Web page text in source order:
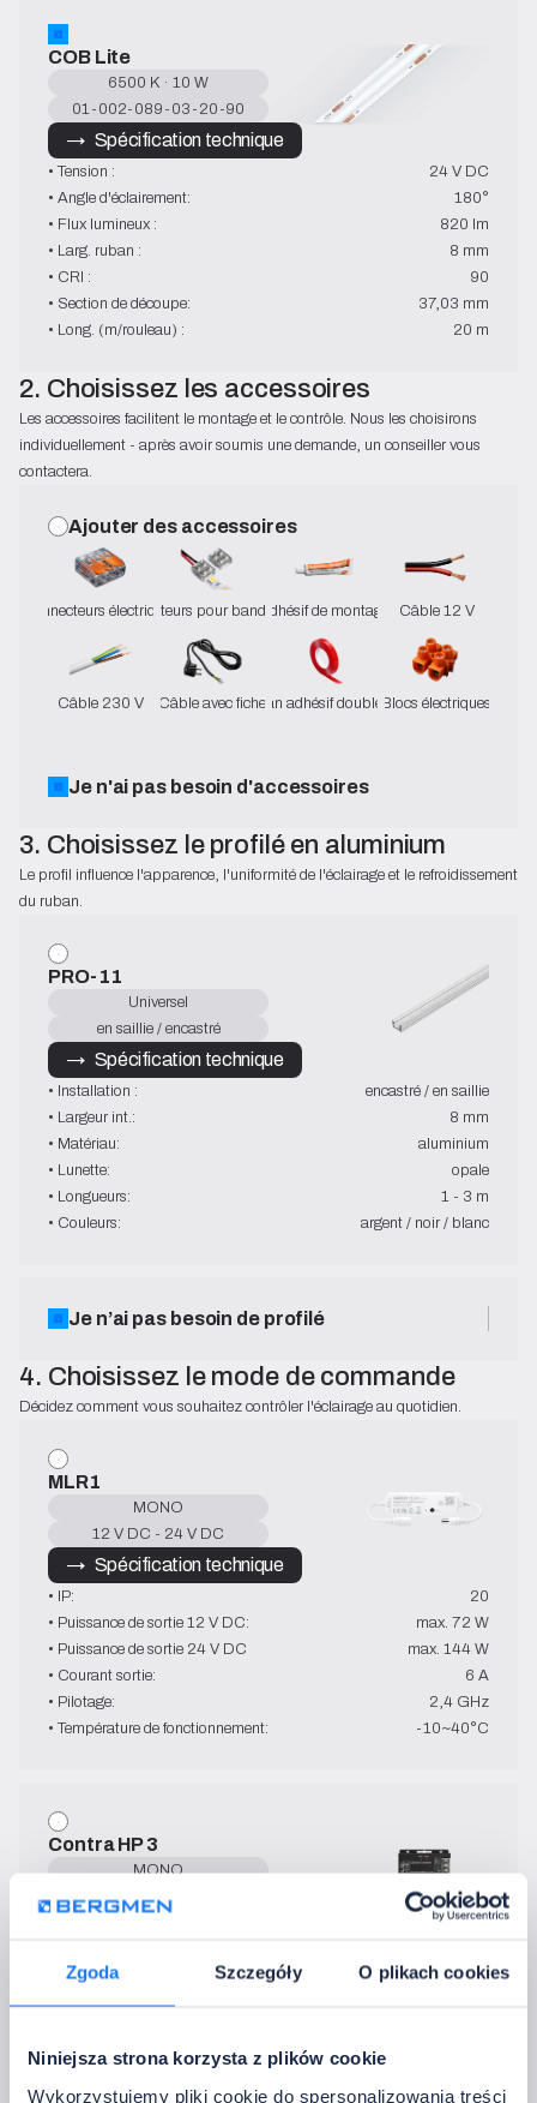
Zgoda Szczegóły O plikach cookies
Niniejsza strona korzysta z plików cookie
Wykorzystujemy pliki cookie do spersonalizowania treści
COB Lite
6500 K · 10 W
01-002-089-03-20-90
→   Spécification technique
• Tension :
24 V DC
• Angle d'éclairement:
180°
• Flux lumineux :
820 lm
• Larg. ruban :
8 mm
• CRI :
90
• Section de découpe:
37,03 mm
• Long. (m/rouleau) :
20 m
2. Choisissez les accessoires
Les accessoires facilitent le montage et le contrôle. Nous les choisirons
individuellement - après avoir soumis une demande, un conseiller vous
contactera.
Ajouter des accessoires
Connecteurs électriquesConnecteurs pour bandes LEDAdhésif de montage Câble 12 V
Câble 230 V Câble avec ficheRuban adhésif double faceBlocs électriques
Je n'ai pas besoin d'accessoires
3. Choisissez le profilé en aluminium
Le profil influence l'apparence, l'uniformité de l'éclairage et le refroidissement
du ruban.
PRO-11
Universel
en saillie / encastré
→   Spécification technique
• Installation :
encastré / en saillie
• Largeur int.:
8 mm
• Matériau:
aluminium
• Lunette:
opale
• Longueurs:
1 - 3 m
• Couleurs:
argent / noir / blanc
Je n’ai pas besoin de profilé
4. Choisissez le mode de commande
Décidez comment vous souhaitez contrôler l'éclairage au quotidien.
MLR1
MONO
12 V DC - 24 V DC
→   Spécification technique
• IP:
20
• Puissance de sortie 12 V DC:
max. 72 W
• Puissance de sortie 24 V DC
max. 144 W
• Courant sortie:
6 A
• Pilotage:
2,4 GHz
• Température de fonctionnement:
-10~40°C
Contra HP 3
MONO
12 V DC - 24 V DC
• Puissance de sortie 12 V DC:
max. 360 W
• Puissance de sortie 24 V DC
• Pilotage:
• Température de fonctionnement:
-20~60°C